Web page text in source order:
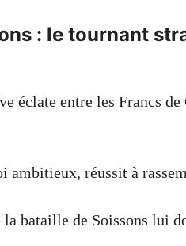
: le tournant
éclate entre les Francs
ambitieux, réussit à
bataille de Soissons lui